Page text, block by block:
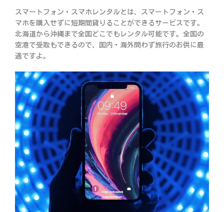
スマートフォン・スマホレンタルとは、スマートフォン・ス
マホを購入せずに短期間貸りることができるサービスです。
北海道から沖縄まで全国どこでもレンタル可能です。全国の
空港で受取もできるので、国内・海外問わず旅行のお供に最
適ですよ。